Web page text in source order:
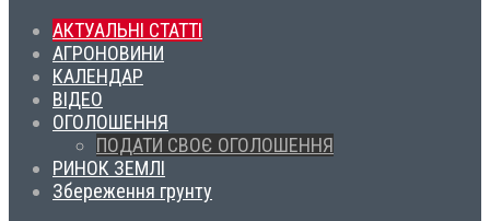
АКТУАЛЬНІ СТАТТІ
АГРОНОВИНИ
КАЛЕНДАР
ВІДЕО
ОГОЛОШЕННЯ
ПОДАТИ СВОЄ ОГОЛОШЕННЯ
РИНОК ЗЕМЛІ
Збереження грунту